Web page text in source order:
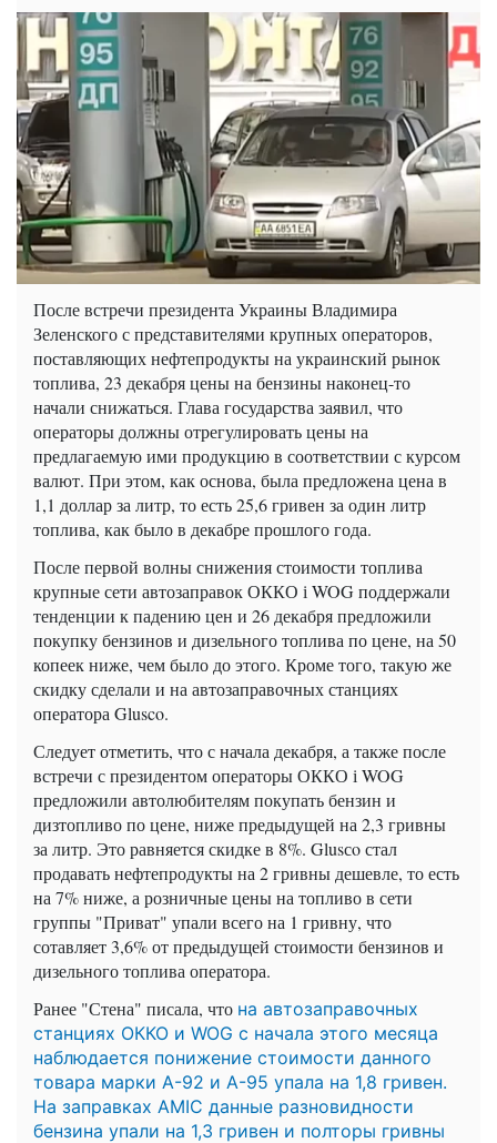
После встречи президента Украины Владимира
Зеленского с представителями крупных операторов,
поставляющих нефтепродукты на украинский рынок
топлива, 23 декабря цены на бензины наконец-то
начали снижаться. Глава государства заявил, что
операторы должны отрегулировать цены на
предлагаемую ими продукцию в соответствии с курсом
валют. При этом, как основа, была предложена цена в
1,1 доллар за литр, то есть 25,6 гривен за один литр
топлива, как было в декабре прошлого года.
После первой волны снижения стоимости топлива
крупные сети автозаправок ОККО і WOG поддержали
тенденции к падению цен и 26 декабря предложили
покупку бензинов и дизельного топлива по цене, на 50
копеек ниже, чем было до этого. Кроме того, такую же
скидку сделали и на автозаправочных станциях
оператора Glusco.
Следует отметить, что с начала декабря, а также после
встречи с президентом операторы ОККО і WOG
предложили автолюбителям покупать бензин и
дизтопливо по цене, ниже предыдущей на 2,3 гривны
за литр. Это равняется скидке в 8%. Glusсo стал
продавать нефтепродукты на 2 гривны дешевле, то есть
на 7% ниже, а розничные цены на топливо в сети
группы "Приват" упали всего на 1 гривну, что
сотавляет 3,6% от предыдущей стоимости бензинов и
дизельного топлива оператора.
Ранее "Стена" писала, что на автозаправочных
станциях ОККО и WOG с начала этого месяца
наблюдается понижение стоимости данного
товара марки А-92 и А-95 упала на 1,8 гривен.
На заправках AMIC данные разновидности
бензина упали на 1,3 гривен и полторы гривны